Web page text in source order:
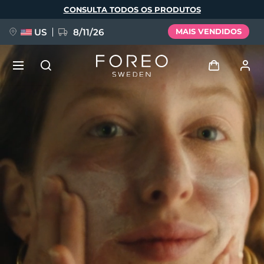
principal
CONSULTA TODOS OS PRODUTOS
US 8/11/26 MAIS VENDIDOS
Entrar
Perfil de usuário
Meus aparelhos
Meus pedidos
Meus endereços
As minhas subscrições
FAQ™ Pure Beauty-Tech Elixir
issa™ Teeth Whitening Set
Español
Français
Português
Русский
繁體中文